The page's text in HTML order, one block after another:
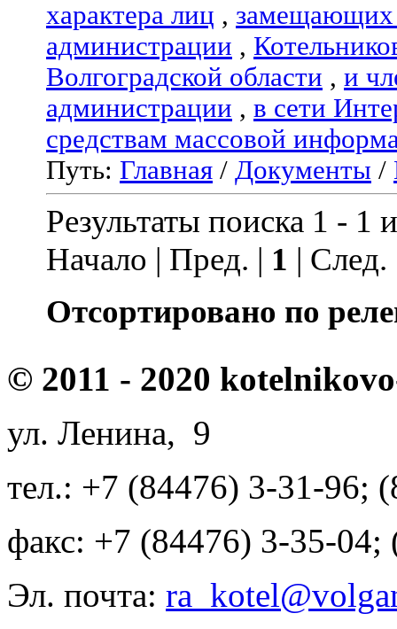
характера лиц , замещающих
администрации ,
Волгоградской области , и
администрации , в сети
средствам массовой
Путь: Главная / Документы /
Результаты поиска 1 - 1
Начало | Пред. | 1 |
Отсортировано по
© 2011 - 2020
ул. Ленина, 9
тел.: +7 (84476) 3-31-96;
факс: +7 (84476) 3-35-04;
Эл. почта: